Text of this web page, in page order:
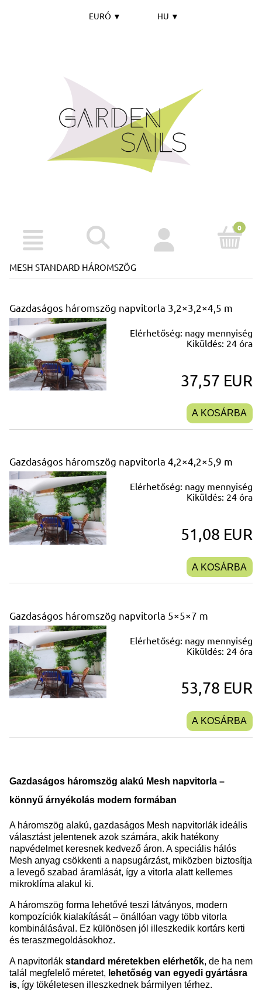
EURÓ ▼ HU ▼
MESH STANDARD HÁROMSZÖG
Gazdaságos háromszög napvitorla 3,2×3,2×4,5 m
Elérhetőség: nagy mennyiség
Kiküldés: 24 óra
37,57 EUR
A KOSÁRBA
Gazdaságos háromszög napvitorla 4,2×4,2×5,9 m
Elérhetőség: nagy mennyiség
Kiküldés: 24 óra
51,08 EUR
A KOSÁRBA
Gazdaságos háromszög napvitorla 5×5×7 m
Elérhetőség: nagy mennyiség
Kiküldés: 24 óra
53,78 EUR
A KOSÁRBA
Gazdaságos háromszög alakú Mesh napvitorla –
könnyű árnyékolás modern formában
A háromszög alakú, gazdaságos Mesh napvitorlák ideális
választást jelentenek azok számára, akik hatékony
napvédelmet keresnek kedvező áron. A speciális hálós
Mesh anyag csökkenti a napsugárzást, miközben biztosítja
a levegő szabad áramlását, így a vitorla alatt kellemes
mikroklíma alakul ki.
A háromszög forma lehetővé teszi látványos, modern
kompozíciók kialakítását – önállóan vagy több vitorla
kombinálásával. Ez különösen jól illeszkedik kortárs kerti
és teraszmegoldásokhoz.
A napvitorlák standard méretekben elérhetők, de ha nem
talál megfelelő méretet, lehetőség van egyedi gyártásra
is, így tökéletesen illeszkednek bármilyen térhez.